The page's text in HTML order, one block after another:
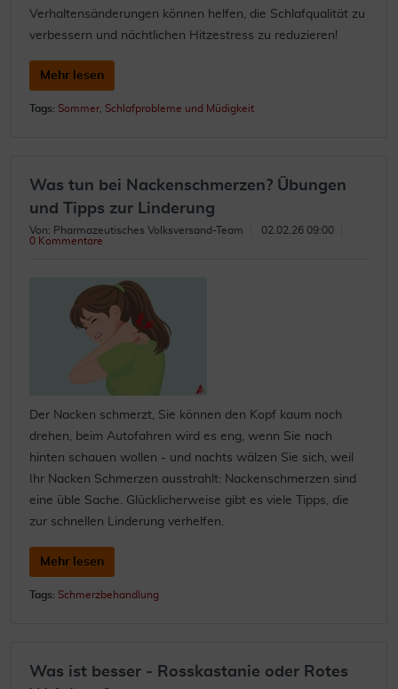
Verhaltensänderungen können helfen, die Schlafqualität zu
verbessern und nächtlichen Hitzestress zu reduzieren!
Mehr lesen
Tags: Sommer Schlafprobleme und Müdigkeit
Was tun bei Nackenschmerzen? Übungen
und Tipps zur Linderung
Von: Pharmazeutisches Volksversand-Team
02.02.26 09:00
0 Kommentare
Der Nacken schmerzt, Sie können den Kopf kaum noch
drehen, beim Autofahren wird es eng, wenn Sie nach
hinten schauen wollen - und nachts wälzen Sie sich, weil
Ihr Nacken Schmerzen ausstrahlt: Nackenschmerzen sind
eine üble Sache. Glücklicherweise gibt es viele Tipps, die
zur schnellen Linderung verhelfen.
Mehr lesen
Tags: Schmerzbehandlung
Was ist besser - Rosskastanie oder Rotes